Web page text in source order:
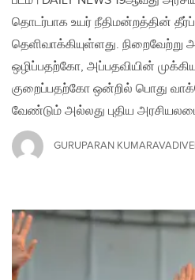
தொடர்பாக உயர் நீதிமன்றத்தின்
தெளிவாக்கியுள்ளது. நிறைவேற்று
ஒழிப்பதற்கோ, அப்பதவியின்
குறைப்பதற்கோ ஒன்றில் பொது
வேண்டும் அல்லது புதிய
GURUPARAN